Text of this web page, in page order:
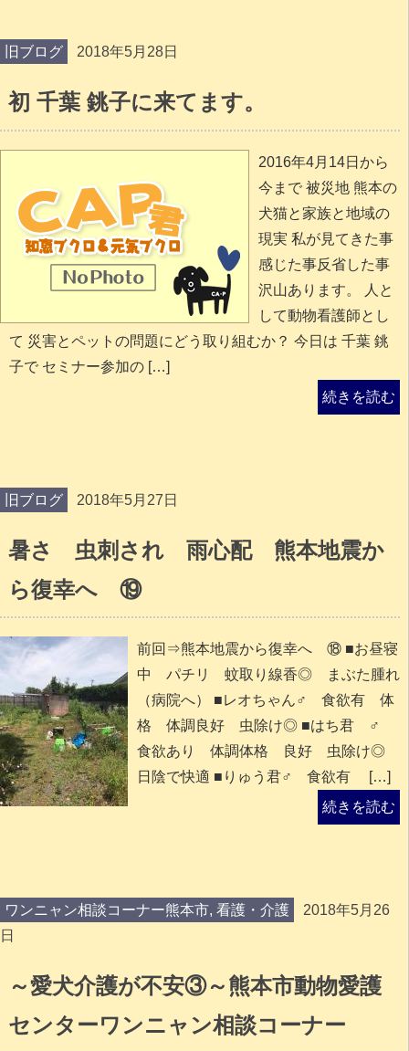
旧ブログ 2018年5月28日
初 千葉 銚子に来てます。
2016年4月14日から
今まで 被災地 熊本の
犬猫と家族と地域の
現実 私が見てきた事
感じた事反省した事
沢山あります。 人と
して動物看護師とし
て 災害とペットの問題にどう取り組むか？ 今日は 千葉 銚
子で セミナー参加の […]
続きを読む
旧ブログ 2018年5月27日
暑さ 虫刺され 雨心配 熊本地震か
ら復幸へ ⑲
前回⇒熊本地震から復幸へ ⑱ ■お昼寝
中 パチリ 蚊取り線香◎ まぶた腫れ
（病院へ） ■レオちゃん♂ 食欲有 体
格 体調良好 虫除け◎ ■はち君 ♂
食欲あり 体調体格 良好 虫除け◎
日陰で快適 ■りゅう君♂ 食欲有 […]
続きを読む
ワンニャン相談コーナー熊本市, 看護・介護
2018年5月26
日
～愛犬介護が不安③～熊本市動物愛護
センターワンニャン相談コーナー